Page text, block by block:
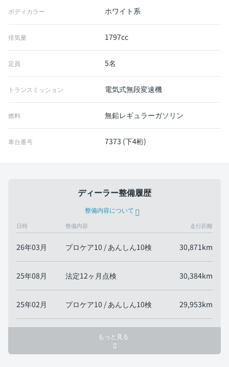
ボディカラー ホワイト系
排気量 1797cc
定員 5名
トランスミッション 電気式無段変速機
燃料 無鉛レギュラーガソリン
車台番号 7373 (下4桁)
ディーラー整備履歴
整備内容について
日時 整備内容 走行距離
26年03月 プロケア10 / あんしん10検 30,871km
25年08月 法定12ヶ月点検 30,384km
25年02月 プロケア10 / あんしん10検 29,953km
もっと見る